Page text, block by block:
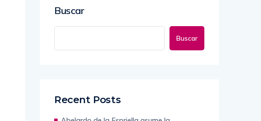
Buscar
Buscar
Recent Posts